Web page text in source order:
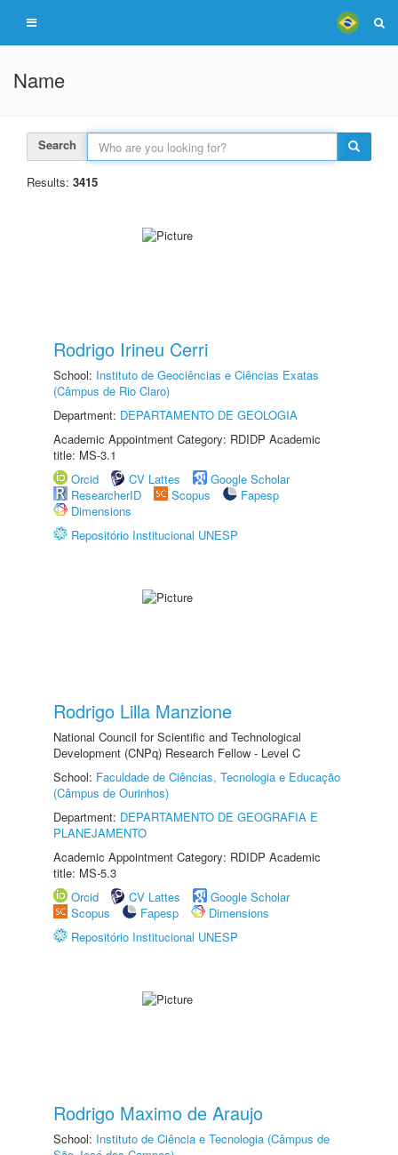
Name
Search
Results: 3415
Rodrigo Irineu Cerri
School: Instituto de Geociências e Ciências Exatas
(Câmpus de Rio Claro)
Department: DEPARTAMENTO DE GEOLOGIA
Academic Appointment Category: RDIDP Academic
title: MS-3.1
Orcid
CV Lattes
Google Scholar
ResearcherID
Scopus
Fapesp
Dimensions
Repositório Institucional UNESP
Rodrigo Lilla Manzione
National Council for Scientific and Technological
Development (CNPq) Research Fellow - Level C
School: Faculdade de Ciências, Tecnologia e Educação
(Câmpus de Ourinhos)
Department: DEPARTAMENTO DE GEOGRAFIA E
PLANEJAMENTO
Academic Appointment Category: RDIDP Academic
title: MS-5.3
Orcid
CV Lattes
Google Scholar
Scopus
Fapesp
Dimensions
Repositório Institucional UNESP
Rodrigo Maximo de Araujo
School: Instituto de Ciência e Tecnologia (Câmpus de